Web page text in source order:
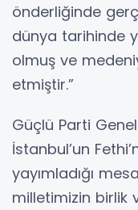
önderliğinde
dünya tarihinde
olmuş ve
etmiştir.”
Güçlü Parti
İstanbul’un
yayımladığı
milletimizin birlik